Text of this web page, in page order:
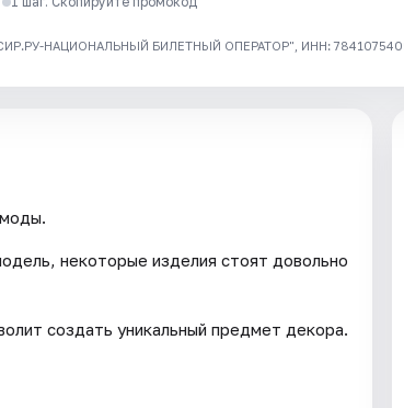
НАЦИОНАЛЬНЫЙ БИЛЕТНЫЙ ОПЕРАТОР", ИНН: 7841075409
некоторые изделия стоят довольно
создать уникальный предмет декора.